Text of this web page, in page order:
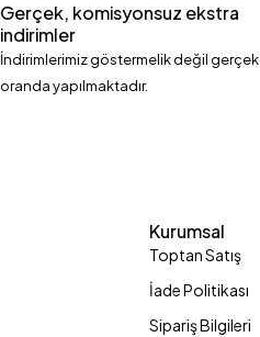
Gerçek, komisyonsuz ekstra
indirimler
İndirimlerimiz göstermelik değil gerçek
oranda yapılmaktadır.
Kurumsal
Toptan Satış
İade Politikası
Sipariş Bilgileri